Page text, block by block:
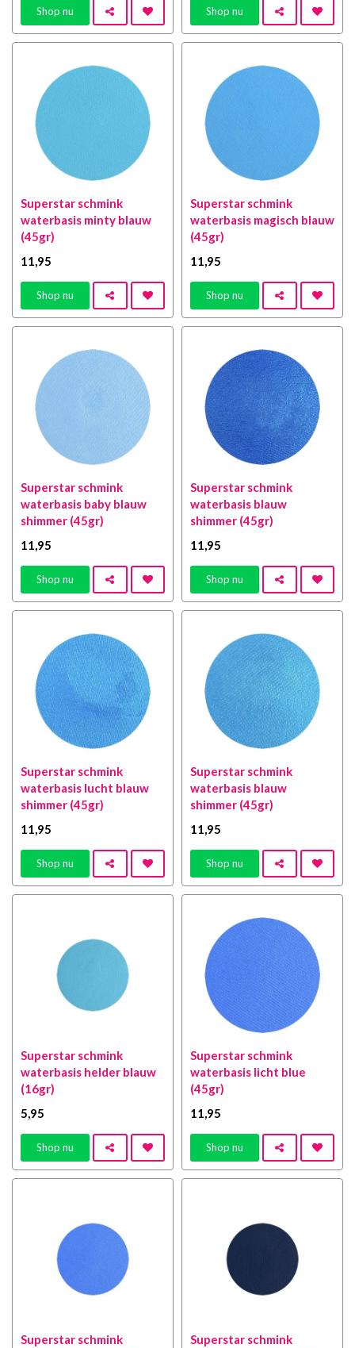
Shop nu Shop nu
Superstar schmink
waterbasis minty blauw
(45gr)
11,95
Shop nu
Superstar schmink
waterbasis magisch blauw
(45gr)
11,95
Shop nu
Superstar schmink
waterbasis baby blauw
shimmer (45gr)
11,95
Shop nu
Superstar schmink
waterbasis blauw
shimmer (45gr)
11,95
Shop nu
Superstar schmink
waterbasis lucht blauw
shimmer (45gr)
11,95
Shop nu
Superstar schmink
waterbasis blauw
shimmer (45gr)
11,95
Shop nu
Superstar schmink
waterbasis helder blauw
(16gr)
5,95
Shop nu
Superstar schmink
waterbasis licht blue
(45gr)
11,95
Shop nu
Superstar schmink
Superstar schmink